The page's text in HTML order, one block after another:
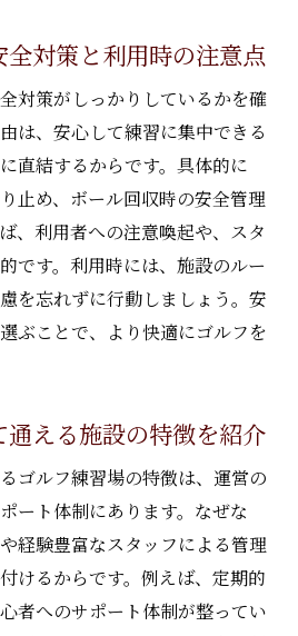
対策と利用時の注意点
対策がしっかりしているかを確
は、安心して練習に集中できる
直結するからです。具体的に
止め、ボール回収時の安全管理
、利用者への注意喚起や、スタ
です。利用時には、施設のルー
を忘れずに行動しましょう。安
ぶことで、より快適にゴルフを
える施設の特徴を紹介
ゴルフ練習場の特徴は、運営の
ート体制にあります。なぜな
経験豊富なスタッフによる管理
けるからです。例えば、定期的
者へのサポート体制が整ってい